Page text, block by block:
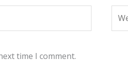
time I comment.